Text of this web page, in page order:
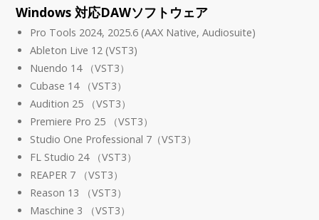
Windows 対応DAWソフトウェア
Pro Tools 2024, 2025.6 (AAX Native, Audiosuite)
Ableton Live 12 (VST3)
Nuendo 14 （VST3）
Cubase 14 （VST3）
Audition 25 （VST3）
Premiere Pro 25 （VST3）
Studio One Professional 7（VST3）
FL Studio 24 （VST3）
REAPER 7 （VST3）
Reason 13 （VST3）
Maschine 3 （VST3）